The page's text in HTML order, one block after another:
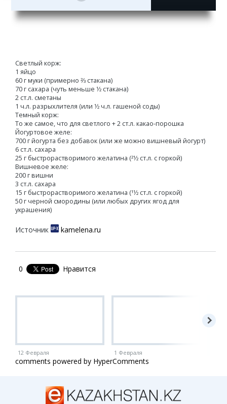
Светлый корж:
1 яйцо
60 г муки (примерно 2⁄3 стакана)
70 г сахара (чуть меньше 1⁄2 стакана)
2 ст.л. сметаны
1 ч.л. разрыхлителя (или 1⁄2 ч.л. гашеной соды)
Темный корж:
То же самое, что для светлого + 2 ст.л. какао-порошка
Йогуртовое желе:
700 г йогурта без добавок (или же можно вишневый йогурт)
6 ст.л. сахара
25 г быстрорастворимого желатина (21⁄2 ст.л. с горкой)
Вишневое желе:
200 г вишни
3 ст.л. сахара
15 г быстрорастворимого желатина (11⁄2 ст.л. с горкой)
50 г черной смородины (или любых других ягод для
украшения)
Источник kamelena.ru
0 Нравится
12 Февраля 1 Февраля
comments powered by HyperComments